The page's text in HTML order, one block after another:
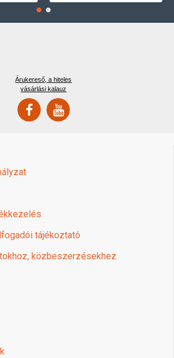
Árukereső, a hiteles
vásárlási kalauz
tájékoztató
közbeszerzésekhez